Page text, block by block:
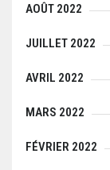
AOÛT 2022
JUILLET 2022
AVRIL 2022
MARS 2022
FÉVRIER 2022